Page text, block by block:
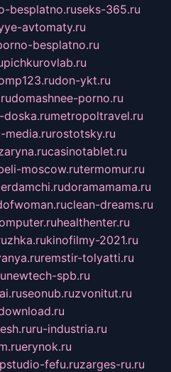
besplatno.ruseks-365.ru
avtomaty.ru
besplatno.ru
pichkurovlab.ru
don-ykt.ru
domashnee-porno.ru
doska.rumetropoltravel.ru
media.rurostotsky.ru
casinotablet.ru
moscow.rutermomur.ru
erdamchi.rudoramamama.ru
clean-dreams.ru
healthenter.ru
kinofilmy-2021.ru
remstir-tolyatti.ru
newtech-spb.ru
seonub.ruzvonitut.ru
ru-industria.ru
erynok.ru
fefu.ruzarges-ru.ru